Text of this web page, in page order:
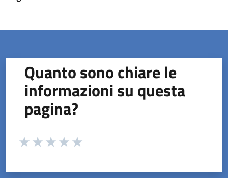
Quanto sono chiare le
informazioni su questa
pagina?
Valuta da 1 a 5 stelle la pagina